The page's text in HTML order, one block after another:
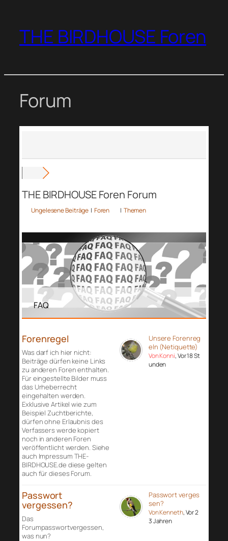
springen
THE BIRDHOUSE Foren
Forum
THE BIRDHOUSE Foren Forum
Ungelesene Beiträge | Foren | Themen
FAQ
Forenregel
Was darf ich hier nicht:
Beiträge dürfen keine Links
zu anderen Foren enthalten.
Für eingestellte Bilder muss
das Urheberrecht
eingehalten werden.
Exklusive Artikel wie zum
Beispiel Zuchtberichte,
dürfen ohne Erlaubnis des
Verfassers werde kopiert
noch in anderen Foren
veröffentlicht werden. Siehe
auch Impressum THE-
BIRDHOUSE.de diese gelten
auch für dieses Forum.
Unsere Forenreg
eln (Netiquette)
Von Konni, Vor 18 St
unden
Passwort
vergessen?
Das
Forumpasswortvergessen,
was nun?
Passwort verges
sen?
Von Kenneth, Vor 2
3 Jahren